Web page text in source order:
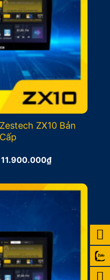
ZX10 Bản
Giá
12.900.000₫.
11.900.000₫Giá
hiện
là:
11.900.000₫.